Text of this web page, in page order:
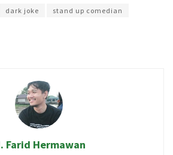
dark joke stand up comedian
Farid Hermawan